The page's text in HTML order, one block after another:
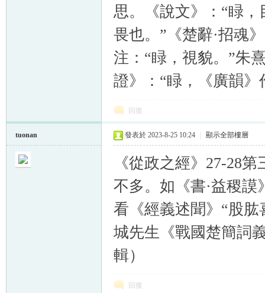
思。《說文》：“睩
畏也。”《楚辭·招魂
注：“睩，視貌。”朱
證》：“睩，《廣韻
回復
tuonan 發表於 2023-8-25 10:24 顯示全部樓層
《從政之經》27-28
不多。如《書·益稷
看《經義述聞》“股
城先生《戰國楚簡詞
輯）
回復